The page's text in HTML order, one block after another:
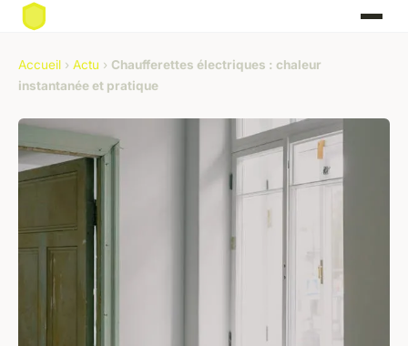
Accueil › Actu › Chaufferettes électriques : chaleur
instantanée et pratique